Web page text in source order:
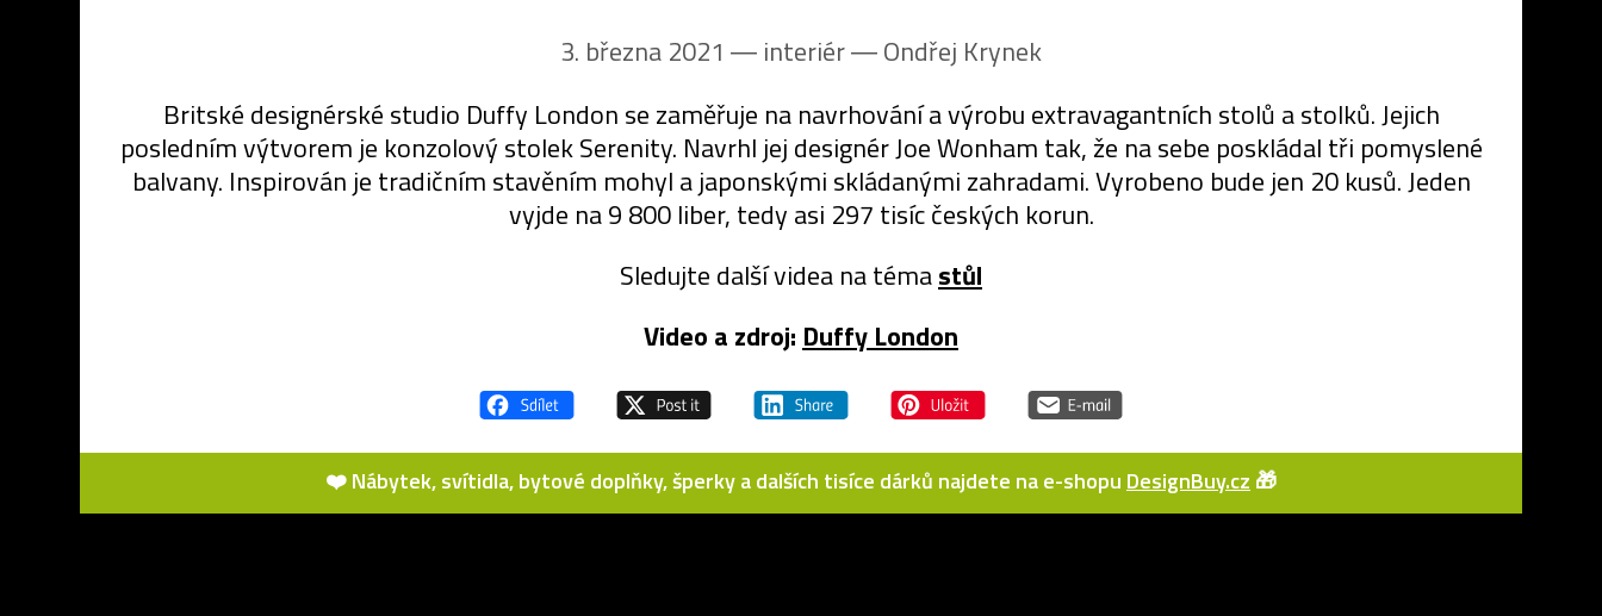
3. března 2021 ― interiér ―Ondřej Krynek
Britské designérské studio Duffy London se zaměřuje na navrhování a výrobu extravagantních stolů a stolků. Jejich
posledním výtvorem je konzolový stolek Serenity. Navrhl jej designér Joe Wonham tak, že na sebe poskládal tři pomyslené
balvany. Inspirován je tradičním stavěním mohyl a japonskými skládanými zahradami. Vyrobeno bude jen 20 kusů. Jeden
vyjde na 9 800 liber, tedy asi 297 tisíc českých korun.
Sledujte další videa na témastůl
Video a zdroj: Duffy London
❤️ Nábytek, svítidla, bytové doplňky, šperky a dalších tisíce dárků najdete na e-shopu DesignBuy.cz 🎁